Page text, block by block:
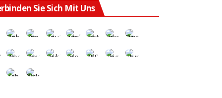
Sie Sich Mit Uns